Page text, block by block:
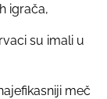
igrača,
su imali u
meč